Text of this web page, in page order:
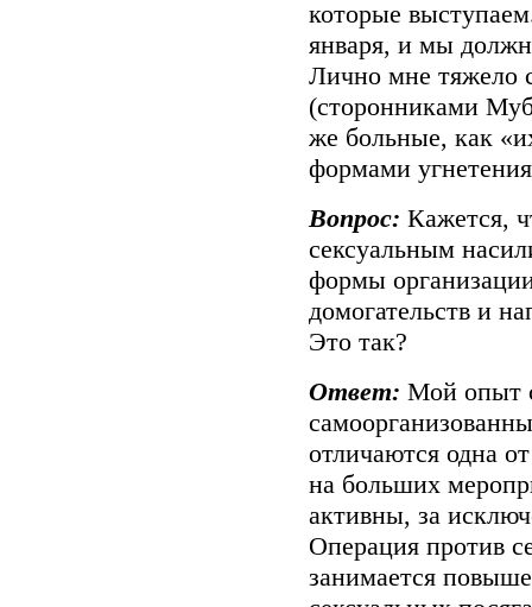
которые
января, и мы
Лично мне тяжело
(сторонниками
же больные, как
формами
Вопрос: Кажется,
сексуальным
формы
домогательств и
Это так?
Ответ: Мой опыт
отличаются одна
на больших
активны, за
Операция против
занимается